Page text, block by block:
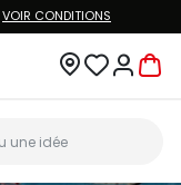
VOIR CONDITIONS